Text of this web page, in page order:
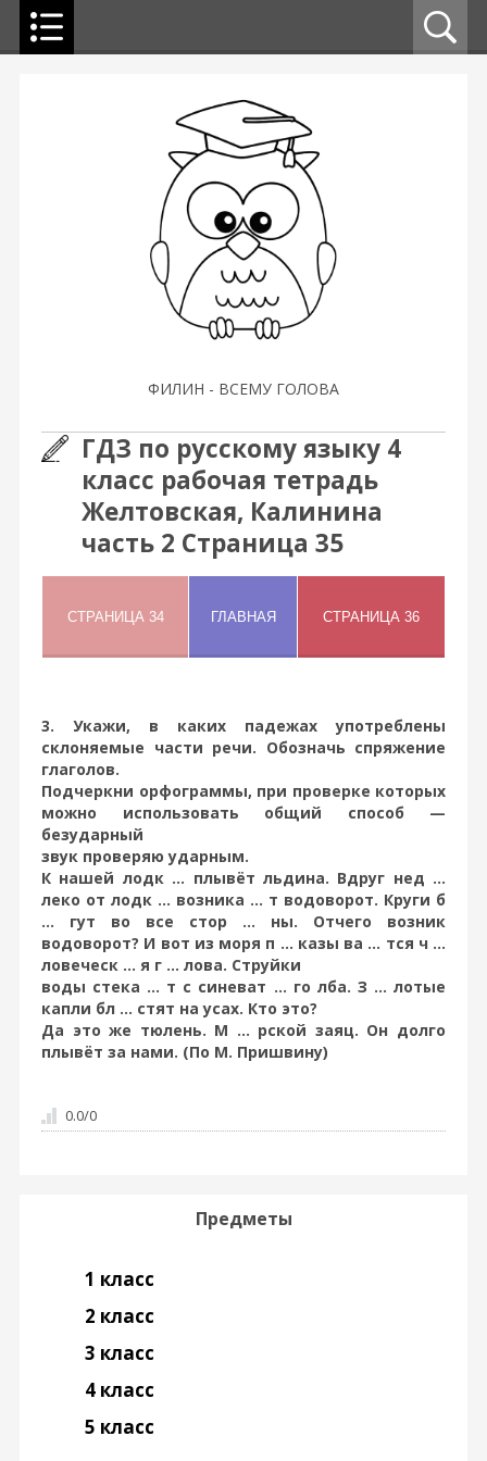
ФИЛИН - ВСЕМУ ГОЛОВА
ГДЗ по русскому языку 4
класс рабочая тетрадь
Желтовская, Калинина
часть 2 Страница 35
3. Укажи, в каких падежах употреблены
склоняемые части речи. Обозначь спряжение
глаголов.
Подчеркни орфограммы, при проверке которых
можно использовать общий способ —
безударный
звук проверяю ударным.
К нашей лодк ... плывёт льдина. Вдруг нед ...
леко от лодк ... возника ... т водоворот. Круги б
... гут во все стор ... ны. Отчего возник
водоворот? И вот из моря п ... казы ва ... тся ч ...
ловеческ ... я г ... лова. Струйки
воды стека ... т с синеват ... го лба. З ... лотые
капли бл ... стят на усах. Кто это?
Да это же тюлень. М ... рской заяц. Он долго
плывёт за нами. (По М. Пришвину)
0.0/0
Предметы
1 класс
2 класс
3 класс
4 класс
5 класс